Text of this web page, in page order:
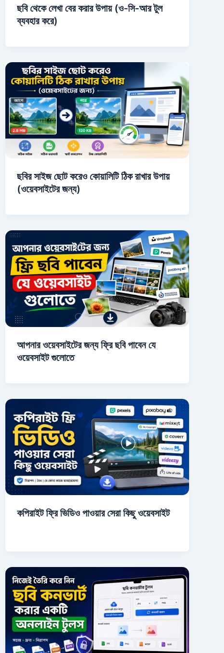
ছবি থেকে লেখা বের করার উপায় (ও-সি-আর টুল
ব্যবহার করে)
ছবির সাইজ ছোট করেও কোয়ালিটি ঠিক রাখার উপায়
(ওয়েবসাইটের জন্য)
আপনার ওয়েবসাইটের জন্য ফ্রি ছবি পাবেন যে
ওয়েবসাইট গুলোতে
কপিরাইট ফ্রি ভিডিও পাওয়ার সেরা কিছু ওয়েবসাইট